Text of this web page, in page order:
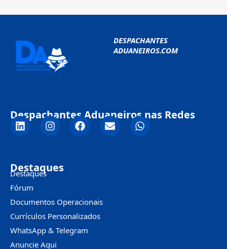
DESPACHANTES
ADUANEIROS.COM
Despachantes Aduaneiros nas Redes
Destaques
Destaques
Fórum
Documentos Operacionais
Currículos Personalizados
WhatsApp & Telegram
Anuncie Aqui